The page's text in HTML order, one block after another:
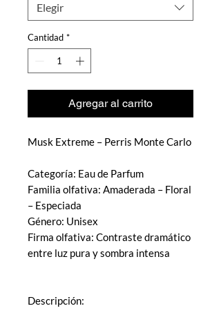
Elegir
Cantidad *
Agregar al carrito
Musk Extreme – Perris Monte Carlo
Categoría: Eau de Parfum
Familia olfativa: Amaderada – Floral
– Especiada
Género: Unisex
Firma olfativa: Contraste dramático
entre luz pura y sombra intensa
Descripción: